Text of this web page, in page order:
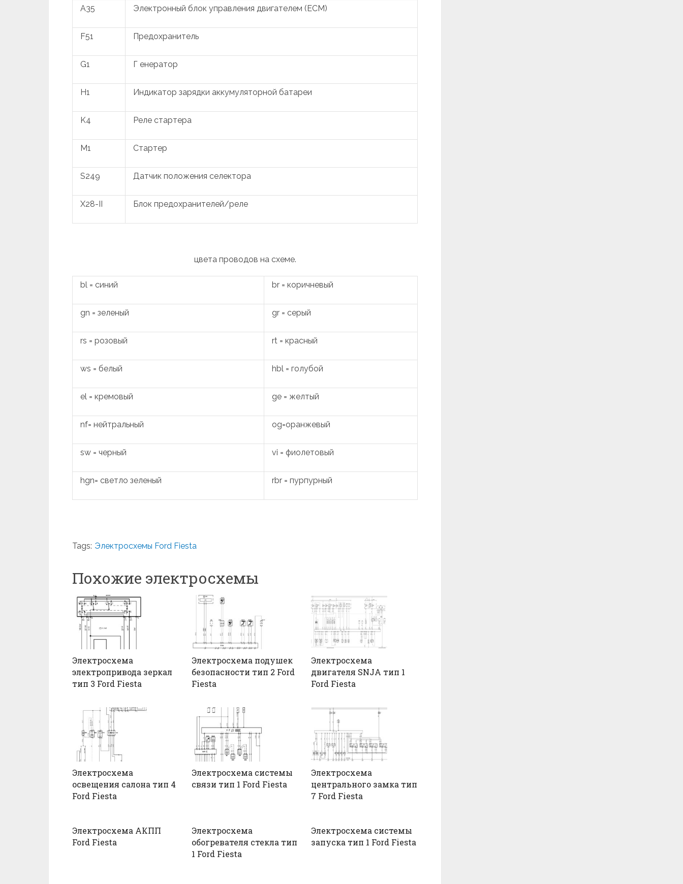
A35 Электронный блок управления двигателем (ECM)
F51 Предохранитель
G1 Г енератор
H1 Индикатор зарядки аккумуляторной батареи
K4 Реле стартера
M1 Стартер
S249 Датчик положения селектора
X28-II Блок предохранителей/реле
цвета проводов на схеме.
bl = синий br = коричневый
gn = зеленый gr = серый
rs = розовый rt = красный
ws = белый hbl = голубой
el = кремовый ge = желтый
nf= нейтральный og=оранжевый
sw = черный vi = фиолетовый
hgn= светло зеленый rbr = пурпурный
Tags: Электросхемы Ford Fiesta
Похожие электросхемы
Электросхема
электропривода зеркал
тип 3 Ford Fiesta
Электросхема подушек
безопасности тип 2 Ford
Fiesta
Электросхема
двигателя SNJA тип 1
Ford Fiesta
Электросхема
освещения салона тип 4
Ford Fiesta
Электросхема системы
связи тип 1 Ford Fiesta
Электросхема
центрального замка тип
7 Ford Fiesta
Электросхема АКПП
Ford Fiesta
Электросхема
обогревателя стекла тип
1 Ford Fiesta
Электросхема системы
запуска тип 1 Ford Fiesta